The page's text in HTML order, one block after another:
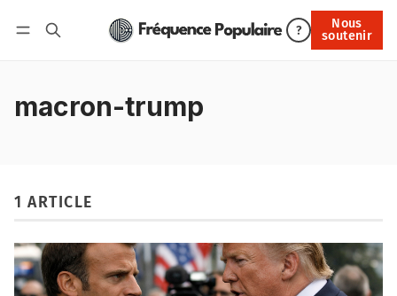
?
Nous
soutenir
Nous soutenir
macron-trump
1 ARTICLE